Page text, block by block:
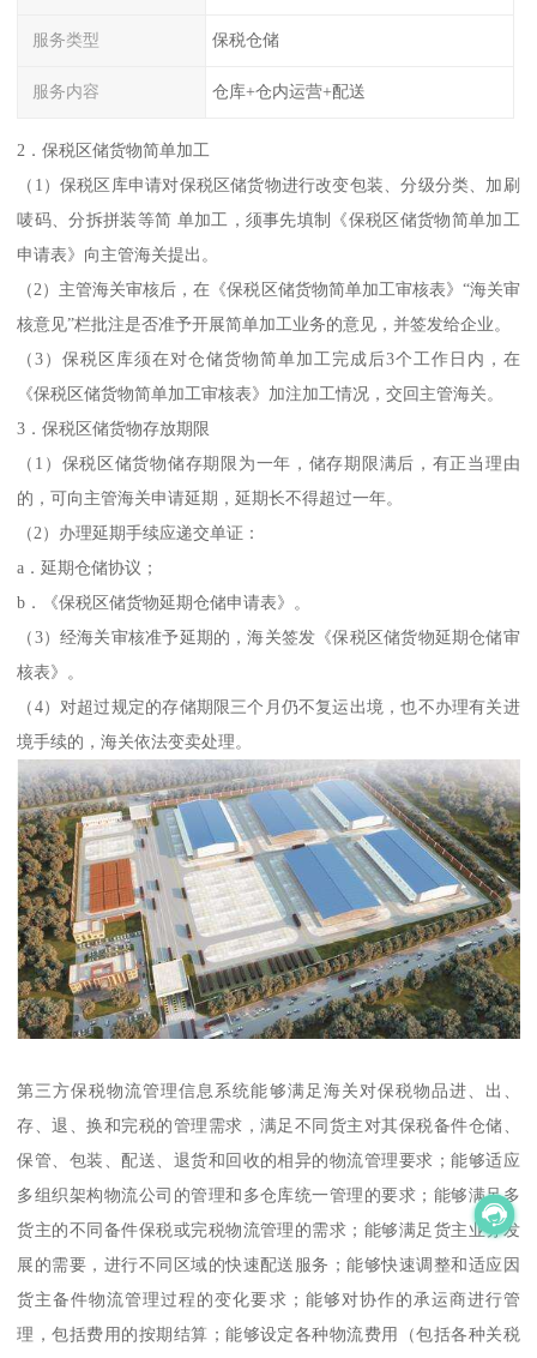
服务类型 保税仓储
服务内容 仓库+仓内运营+配送
2．保税区储货物简单加工
（1）保税区库申请对保税区储货物进行改变包装、分级分类、加刷
唛码、分拆拼装等简 单加工，须事先填制《保税区储货物简单加工
申请表》向主管海关提出。
（2）主管海关审核后，在《保税区储货物简单加工审核表》“海关审
核意见”栏批注是否准予开展简单加工业务的意见，并签发给企业。
（3）保税区库须在对仓储货物简单加工完成后3个工作日内，在
《保税区储货物简单加工审核表》加注加工情况，交回主管海关。
3．保税区储货物存放期限
（1）保税区储货物储存期限为一年，储存期限满后，有正当理由
的，可向主管海关申请延期，延期长不得超过一年。
（2）办理延期手续应递交单证：
a．延期仓储协议；
b．《保税区储货物延期仓储申请表》。
（3）经海关审核准予延期的，海关签发《保税区储货物延期仓储审
核表》。
（4）对超过规定的存储期限三个月仍不复运出境，也不办理有关进
境手续的，海关依法变卖处理。
第三方保税物流管理信息系统能够满足海关对保税物品进、出、
存、退、换和完税的管理需求，满足不同货主对其保税备件仓储、
保管、包装、配送、退货和回收的相异的物流管理要求；能够适应
多组织架构物流公司的管理和多仓库统一管理的要求；能够满足多
货主的不同备件保税或完税物流管理的需求；能够满足货主业务发
展的需要，进行不同区域的快速配送服务；能够快速调整和适应因
货主备件物流管理过程的变化要求；能够对协作的承运商进行管
理，包括费用的按期结算；能够设定各种物流费用（包括各种关税